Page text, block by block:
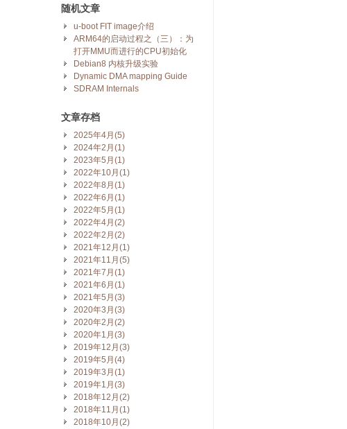
随机文章
u-boot FIT image介绍
ARM64的启动过程之（三）：为
打开MMU而进行的CPU初始化
Debian8 内核升级实验
Dynamic DMA mapping Guide
SDRAM Internals
文章存档
2025年4月(5)
2024年2月(1)
2023年5月(1)
2022年10月(1)
2022年8月(1)
2022年6月(1)
2022年5月(1)
2022年4月(2)
2022年2月(2)
2021年12月(1)
2021年11月(5)
2021年7月(1)
2021年6月(1)
2021年5月(3)
2020年3月(3)
2020年2月(2)
2020年1月(3)
2019年12月(3)
2019年5月(4)
2019年3月(1)
2019年1月(3)
2018年12月(2)
2018年11月(1)
2018年10月(2)